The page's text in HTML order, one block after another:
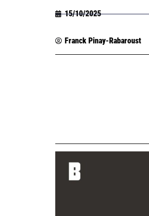
15/10/2025
Franck Pinay-Rabaroust